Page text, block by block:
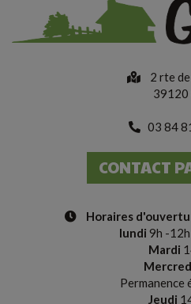
2 rte de
39120
03 84
CONTACT
Horaires
lundi 9h -
Mardi
Permanence
Jeudi